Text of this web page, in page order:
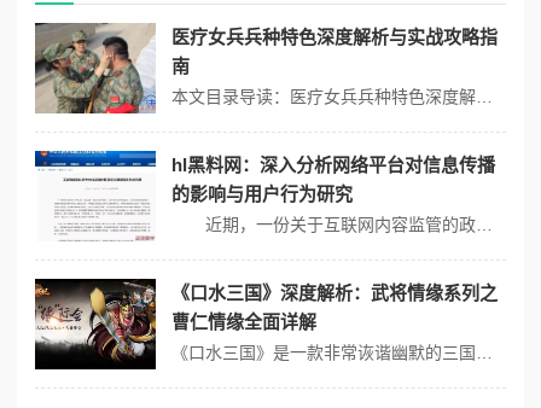
医疗女兵兵种特色深度解析与实战攻略指
南
hl黑料网：深入分析网络平台对信息传播
的影响与用户行为研究
《口水三国》深度解析：武将情缘系列之
曹仁情缘全面详解